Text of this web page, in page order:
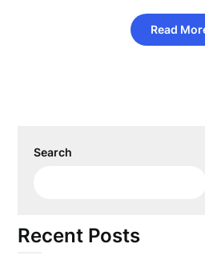
Read
Search
Recent Posts